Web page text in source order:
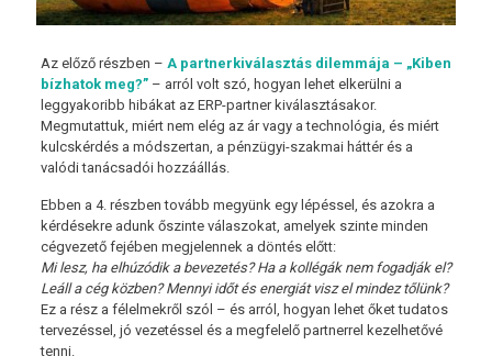
Az előző részben – A partnerkiválasztás dilemmája – „Kiben
bízhatok meg?”– arról volt szó, hogyan lehet elkerülni a
leggyakoribb hibákat az ERP-partner kiválasztásakor.
Megmutattuk, miért nem elég az ár vagy a technológia, és miért
kulcskérdés a módszertan, a pénzügyi-szakmai háttér és a
valódi tanácsadói hozzáállás.
Ebben a 4. részben tovább megyünk egy lépéssel, és azokra a
kérdésekre adunk őszinte válaszokat, amelyek szinte minden
cégvezető fejében megjelennek a döntés előtt:
Mi lesz, ha elhúzódik a bevezetés? Ha a kollégák nem fogadják el?
Leáll a cég közben? Mennyi időt és energiát visz el mindez tőlünk?
Ez a rész a félelmekről szól – és arról, hogyan lehet őket tudatos
tervezéssel, jó vezetéssel és a megfelelő partnerrel kezelhetővé
tenni.